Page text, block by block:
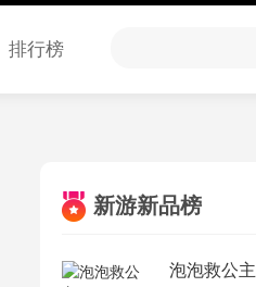
排行榜
新游新品榜
泡泡救公主